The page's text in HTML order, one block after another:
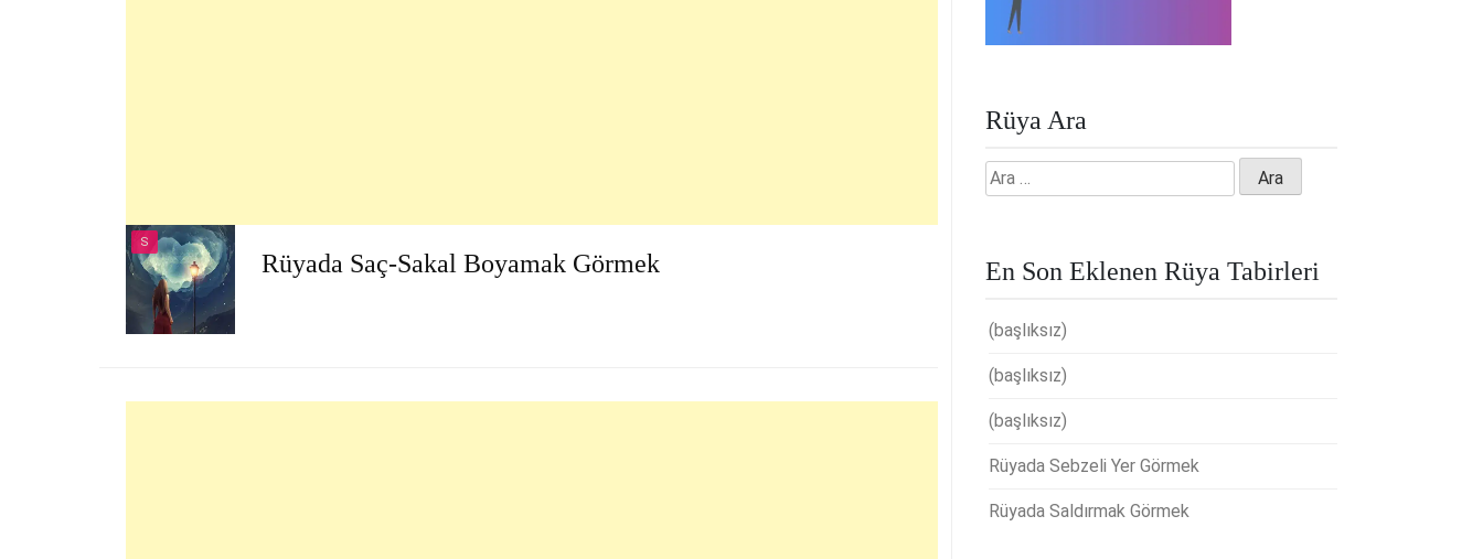
S
Rüyada Saç-Sakal Boyamak Görmek
Rüya Ara
Arama:
En Son Eklenen Rüya Tabirleri
(başlıksız)
(başlıksız)
(başlıksız)
Rüyada Sebzeli Yer Görmek
Rüyada Saldırmak Görmek